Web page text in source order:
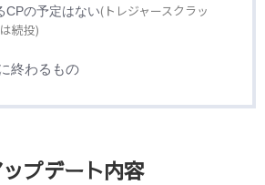
CPの予定はない(トレジャースクラッ
続投)
終わるもの
プデート内容